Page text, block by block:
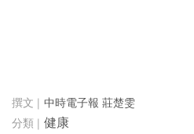
中時電子報 莊楚雯
健康